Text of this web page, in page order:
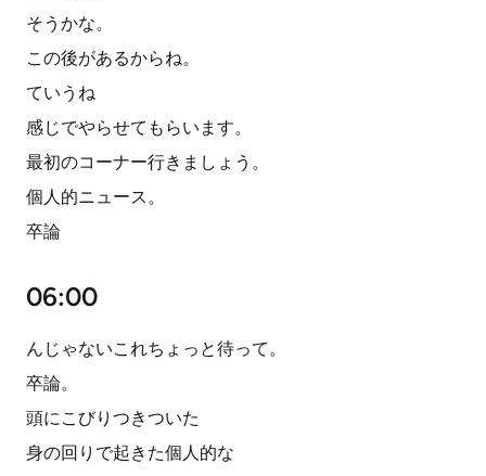
そうかな。
この後があるからね。
ていうね
感じでやらせてもらいます。
最初のコーナー行きましょう。
個人的ニュース。
卒論
06:00
んじゃないこれちょっと待って。
卒論。
頭にこびりつきついた
身の回りで起きた個人的な